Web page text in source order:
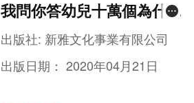
我問你答幼兒十萬個為什
麼？(一套兩冊)(修訂版)[新
出版社: 新雅文化事業有限公司
出版日期：2020年04月21日